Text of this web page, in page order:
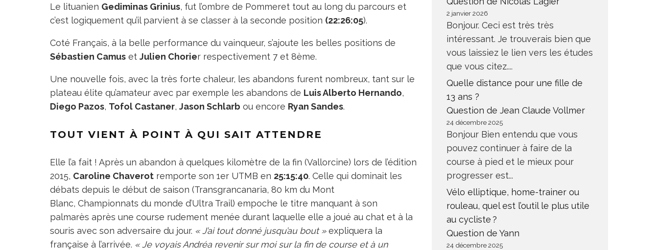
Le lituanien Gediminas Grinius, fut l’ombre de Pommeret tout au long du parcours et
c’est logiquement qu’il parvient à se classer à la seconde position (22:26:05).
Coté Français, à la belle performance du vainqueur, s’ajoute les belles positions de
Sébastien Camus et Julien Chorier respectivement 7 et 8ème.
Une nouvelle fois, avec la très forte chaleur, les abandons furent nombreux, tant sur le
plateau élite qu’amateur avec par exemple les abandons de Luis Alberto Hernando,
Diego Pazos, Tofol Castaner, Jason Schlarb ou encore Ryan Sandes.
TOUT VIENT À POINT À QUI SAIT ATTENDRE
Elle l’a fait ! Après un abandon à quelques kilomètre de la fin (Vallorcine) lors de l’édition
2015, Caroline Chaverot remporte son 1er UTMB en 25:15:40. Celle qui dominait les
débats depuis le début de saison (Transgrancanaria, 80 km du Mont
Blanc, Championnats du monde d’Ultra Trail) empoche le titre manquant à son
palmarès après une course rudement menée durant laquelle elle a joué au chat et à la
souris avec son adversaire du jour. « J’ai tout donné jusqu’au bout »expliquera la
française à l’arrivée. « Je voyais Andréa revenir sur moi sur la fin de course et à un
2 janvier 2026
Bonjour. Ceci est très très
intéressant. Je trouverais bien que
vous laissiez le lien vers les études
que vous citez....
Quelle distance pour une fille de
13 ans ?
Question de Jean Claude Vollmer
24 décembre 2025
Bonjour Bien entendu que vous
pouvez continuer à faire de la
course à pied et le mieux pour
progresser est...
Vélo elliptique, home-trainer ou
rouleau, quel est l’outil le plus utile
au cycliste ?
Question de Yann
24 décembre 2025